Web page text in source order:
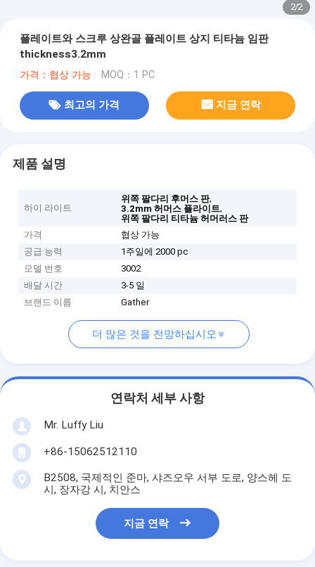
2/2
플레이트와 스크루 상완골 플레이트 상지 티타늄 임판
thickness3.2mm
가격：협상 가능 MOQ：1 PC
최고의 가격 지금 연락
제품 설명
하이 라이트
위쪽 팔다리 후머스 판,
3.2mm 허머스 플라이트,
위쪽 팔다리 티타늄 허머러스 판
가격
협상 가능
공급 능력
1주일에 2000 pc
모델 번호
3002
배달 시간
3-5 일
브랜드 이름
Gather
더 많은 것을 전망하십시오
연락처 세부 사항
Mr. Luffy Liu
+86-15062512110
B2508, 국제적인 준마, 샤즈오우 서부 도로, 양스헤 도
시, 장자강 시, 치안스
지금 연락